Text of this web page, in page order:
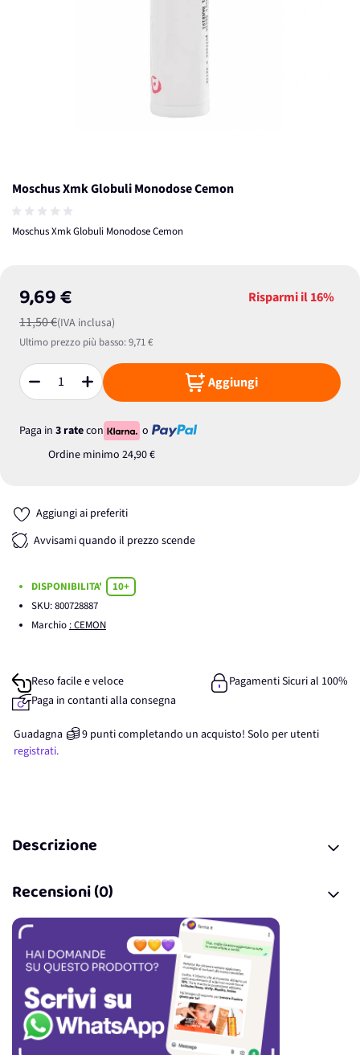
Moschus Xmk Globuli Monodose Cemon
Moschus Xmk Globuli Monodose Cemon
9,69 €
11,50 €(IVA inclusa)
Risparmi il16%
Ultimo prezzo più basso:9,71 €
Quantità Aggiungi
Paga in 3 ratecon
o
Ordine minimo 24,90 €
Aggiungi ai preferiti
Avvisami quando il prezzo scende
DISPONIBILITA'
10+
SKU:800728887
Marchio : CEMON
Reso facile e veloce
Pagamenti Sicuri al 100%
Paga in contanti alla consegna
Guadagna 9 punticompletando un acquisto! Solo per utenti
registrati.
Descrizione
Recensioni (0)